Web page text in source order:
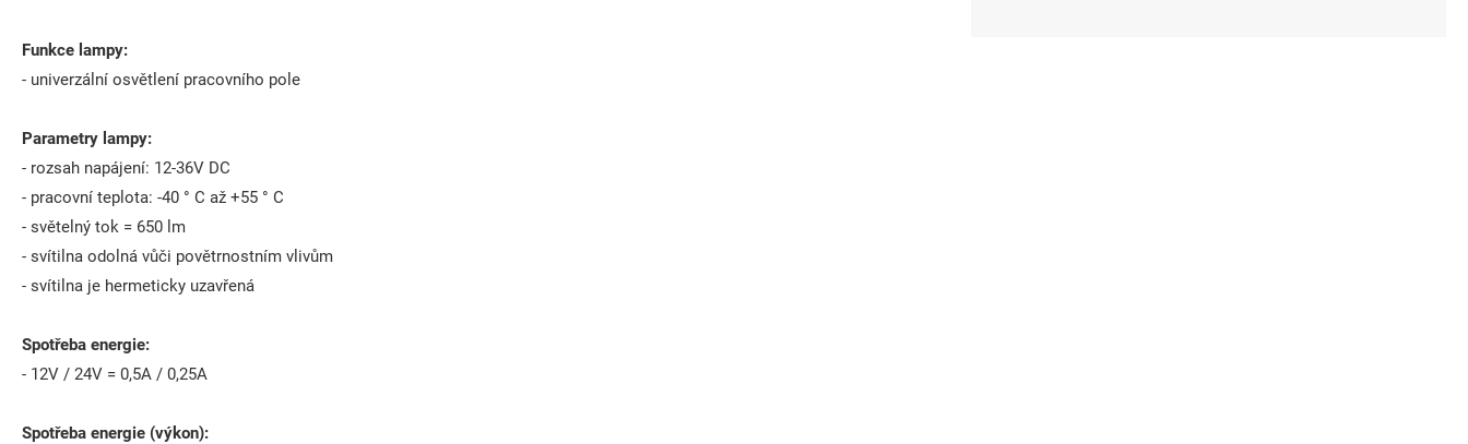
Funkce lampy:
- univerzální osvětlení pracovního pole
Parametry lampy:
- rozsah napájení: 12-36V DC
- pracovní teplota: -40 ° C až +55 ° C
- světelný tok = 650 lm
- svítilna odolná vůči povětrnostním vlivům
- svítilna je hermeticky uzavřená
Spotřeba energie:
- 12V / 24V = 0,5A / 0,25A
Spotřeba energie (výkon):